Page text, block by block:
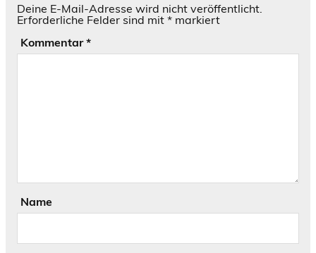
Deine E-Mail-Adresse wird nicht veröffentlicht.
Erforderliche Felder sind mit * markiert
Kommentar*
Name